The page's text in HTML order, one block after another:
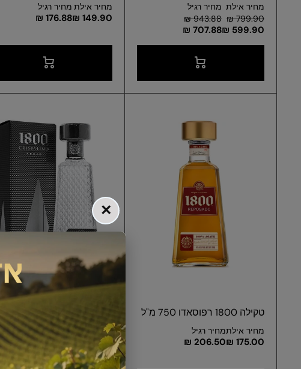
מחיר אילת
799.90 ₪
599.90 ₪
מחיר רגיל
943.88 ₪
707.88 ₪
מחיר אילת
149.90 ₪
מחיר רגיל
176.88 ₪
טקילה 1800 רפוסאדו 750 מ"ל
מחיר אילת
175.00 ₪
מחיר רגיל
206.50 ₪
מ"ל
מחיר אילת
199.90 ₪
מחיר רגיל
235.88 ₪
×